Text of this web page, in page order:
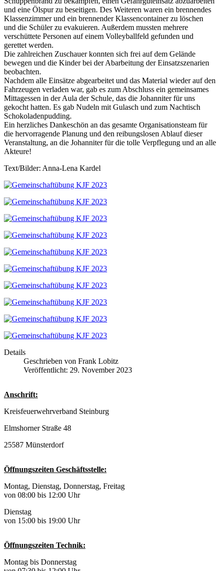
und eine Ölspur zu beseitigen. Des Weiteren waren ein brennendes
Klassenzimmer und ein brennender Klassencontainer zu löschen
und die Schüler zu evakuieren. Außerdem mussten mehrere
verschüttete Personen auf einem Volleyballfeld gefunden und
gerettet werden.
Die zahlreichen Zuschauer konnten sich frei auf dem Gelände
bewegen und die Kinder bei der Abarbeitung der Einsatzszenarien
beobachten.
Nachdem alle Einsätze abgearbeitet und das Material wieder auf den
Fahrzeugen verladen war, gab es zum Abschluss ein gemeinsames
Mittagessen in der Aula der Schule, das die Johanniter für uns
gekocht hatten. Es gab Nudeln mit Gulasch und zum Nachtisch
Schokoladenpudding.
Ein herzliches Dankeschön an das gesamte Organisationsteam für
die hervorragende Planung und den reibungslosen Ablauf dieser
Veranstaltung, an die Johanniter für die tolle Verpflegung und an alle
Akteure!
Text/Bilder: Anna-Lena Kardel
Details
Geschrieben von Frank Lobitz
Veröffentlicht: 29. November 2023
Anschrift:
Kreisfeuerwehrverband Steinburg
Elmshorner Straße 48
25587 Münsterdorf
Öffnungszeiten Geschäftsstelle:
Montag, Dienstag, Donnerstag, Freitag
von 08:00 bis 12:00 Uhr
Dienstag
von 15:00 bis 19:00 Uhr
Öffnungszeiten Technik:
Montag bis Donnerstag